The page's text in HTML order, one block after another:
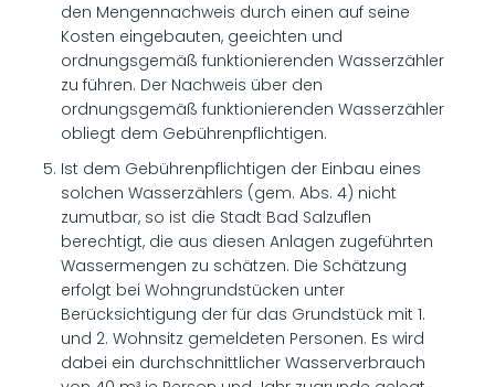
den Mengennachweis durch einen auf seine
Kosten eingebauten, geeichten und
ordnungsgemäß funktionierenden Wasserzähler
zu führen. Der Nachweis über den
ordnungsgemäß funktionierenden Wasserzähler
obliegt dem Gebührenpflichtigen.
Ist dem Gebührenpflichtigen der Einbau eines
solchen Wasserzählers (gem. Abs. 4) nicht
zumutbar, so ist die Stadt Bad Salzuflen
berechtigt, die aus diesen Anlagen zugeführten
Wassermengen zu schätzen. Die Schätzung
erfolgt bei Wohngrundstücken unter
Berücksichtigung der für das Grundstück mit 1.
und 2. Wohnsitz gemeldeten Personen. Es wird
dabei ein durchschnittlicher Wasserverbrauch